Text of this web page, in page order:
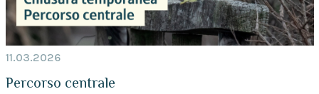
11.03.2026
Percorso centrale